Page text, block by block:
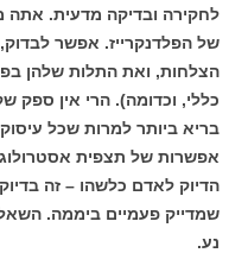
לחקירה ובדיקה מדעית. אתה
של הפלדנקרייז. אפשר
הצלחות, ואת התלות שלהן
כללי, וכדומה). הרי אין
בריא ביותר למרות שכל
אפשרות של תצפית
הדיוק לאדם כלשהו – זה
שמדייק פעמיים ביממה.
נע.